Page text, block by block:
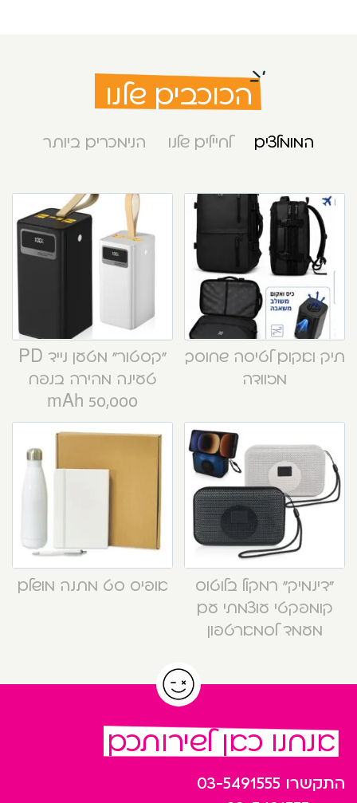
הכוכבים שלנו
המומלצים לחיילים שלנו הנימכרים ביותר
תיק ואקום לטיסה שחוסך
מזוודה
“קסטור” מטען נייד PD
טעינה מהירה בנפח
50,000 mAh
“דינמיק” רמקול בלוטוס
קומפקטי עוצמתי עם
מעמד לסמארטפון
אופיס סט מתנה מושלם
אנחנו כאן לשירותכם
התקשרו 03-5491555